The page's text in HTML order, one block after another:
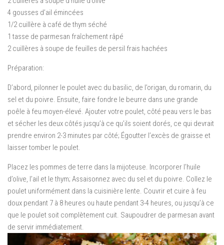
4 gousses d’ail émincées
1/2 cuillère à café de thym séché
1 tasse de parmesan fraîchement râpé
2 cuillères à soupe de feuilles de persil frais hachées
Préparation:
D’abord, pilonner le poulet avec du basilic, de l’origan, du romarin, du
sel et du poivre. Ensuite, faire fondre le beurre dans une grande
poêle à feu moyen-élevé. Ajouter votre poulet, côté peau vers le bas
et sécher les deux côtés jusqu’à ce qu’ils soient dorés, ce qui devrait
prendre environ 2-3 minutes par côté; Égoutter l’excès de graisse et
laisser tomber le poulet.
Placez les pommes de terre dans la mijoteuse. Incorporer l’huile
d’olive, l’ail et le thym; Assaisonnez avec du sel et du poivre. Collez le
poulet uniformément dans la cuisinière lente. Couvrir et cuire à feu
doux pendant 7 à 8 heures ou haute pendant 3-4 heures, ou jusqu’à ce
que le poulet soit complètement cuit. Saupoudrer de parmesan avant
de servir immédiatement.